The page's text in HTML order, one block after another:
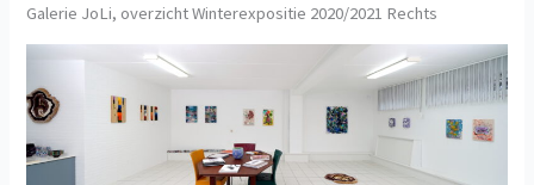
Galerie JoLi, overzicht Winterexpositie 2020/2021 Rechts